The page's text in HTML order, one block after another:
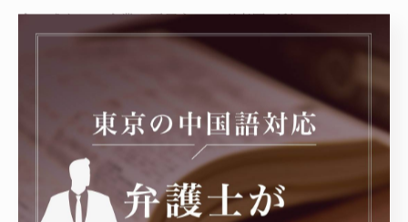
合に成立し、企業や雇用主には刑事罰が科されるリスク
があります。回避のためには、まず外国人の在留カード
やビザの種類を正確に確認し、就労可能な範囲を遵守す
ることが重要です。また、労働条件を明示し、適切な雇
用契約を結ぶことも欠かせません。さらに、定期的に法
務局や入国管理局の最新情報をチェックし、法改正に対
応する姿勢が求められます。弁護士に相談し、具体的な
ケースに基づいたアドバイスを受けることで、不法就労